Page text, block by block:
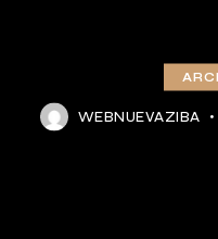
WEBNUEVAZIBA